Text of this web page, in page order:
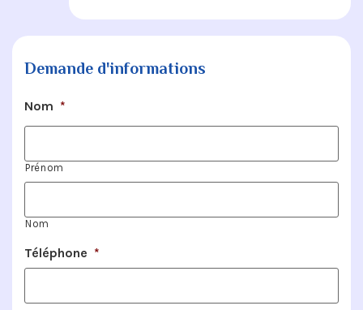
Demande d'informations
Nom *
Prénom
Nom
Téléphone *